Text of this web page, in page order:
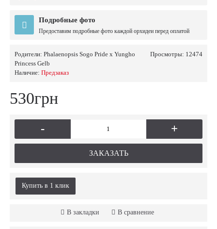
Подробные фото
Предоставим подробные фото каждой орхидеи перед оплатой
Просмотры: 12474
Родители: Phalaenopsis Sogo Pride x Yungho
Princess Gelb
Наличие: Предзаказ
530грн
- +
ЗАКАЗАТЬ
Купить в 1 клик
В закладки В сравнение